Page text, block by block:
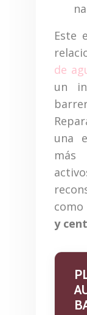
Este
de
un
una
más
como
y